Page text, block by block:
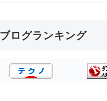
ブログランキング